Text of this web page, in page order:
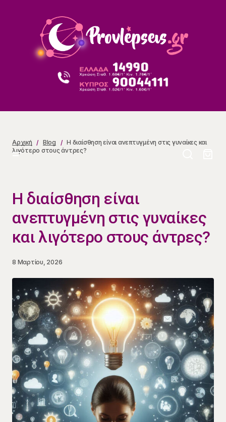
Αρχική Blog
Η διαίσθηση είναι ανεπτυγμένη στις γυναίκες και
λιγότερο στους άντρες?
Η διαίσθηση είναι
ανεπτυγμένη στις γυναίκες
και λιγότερο στους άντρες?
8 Μαρτίου, 2026